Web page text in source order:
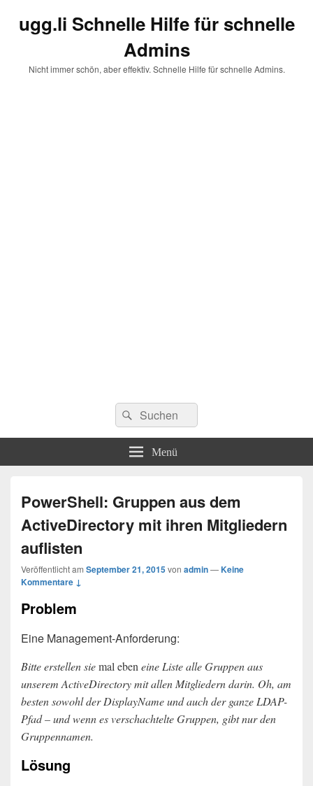
ugg.li Schnelle Hilfe für schnelle
Admins
Nicht immer schön, aber effektiv. Schnelle Hilfe für schnelle Admins.
Suchen
nach:
Suchen
Menü
PowerShell: Gruppen aus dem
ActiveDirectory mit ihren Mitgliedern
auflisten
Veröffentlicht am September 21, 2015von admin—Keine
Kommentare ↓
Problem
Eine Management-Anforderung:
Bitte erstellen siemal ebeneine Liste alle Gruppen aus
unserem ActiveDirectory mit allen Mitgliedern darin. Oh, am
besten sowohl der DisplayName und auch der ganze LDAP-
Pfad – und wenn es verschachtelte Gruppen, gibt nur den
Gruppennamen.
Lösung